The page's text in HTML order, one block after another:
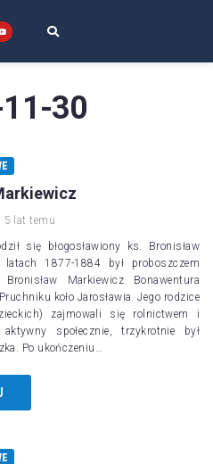
30
5 lat temu
się błogosławiony ks. Bronisław
1877-1884 był proboszczem
Markiewicz Bonawentura
koło Jarosławia. Jego rodzice
zajmowali się rolnictwem i
społecznie, trzykrotnie był
Po ukończeniu…